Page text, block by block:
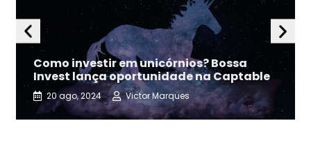
Como investir em unicórnios? Bossa
Invest lança oportunidade na Captable
20 ago, 2024 Victor Marques